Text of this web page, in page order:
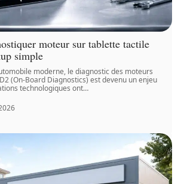
moteur sur tablette tactile
simple
moderne, le diagnostic des moteurs
(On-Board Diagnostics) est devenu un enjeu
technologiques ont…